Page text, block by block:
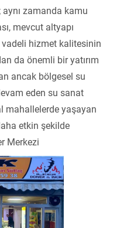
zamanda kamu
mevcut altyapı
vadeli hizmet kalitesinin
da önemli bir yatırım
ancak bölgesel su
eden su sanat
mahallelerde yaşayan
etkin şekilde
Merkezi